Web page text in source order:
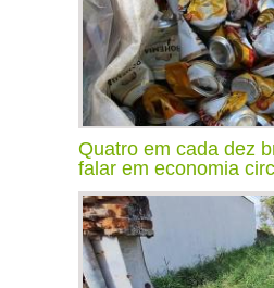
Quatro em cada dez
falar em economia